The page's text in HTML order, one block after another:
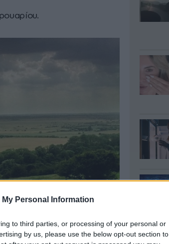
My Personal Information
to third parties, or processing of your personal or
by us, please use the below opt-out section to